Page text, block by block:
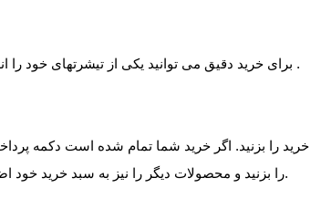
برای خرید دقیق می توانید یکی از تیشرتهای خود را اندازه بگیرید و با اندازه بالا مقایسه نمایید. برای آشنایی بیشتر با اعداد بالا عکس راهنمای زیر را مشاهده کنید .
را بزنید. اگر خرید شما تمام شده است دکمه
را بزنید و محصولات دیگر را نیز به سبد خرید خود اضافه کنید. در آخر می توانید وارد سبد خرید خود شده و دکمه پرداخت را بزنید تا خرید خود را نهایی و ثبت کنید.